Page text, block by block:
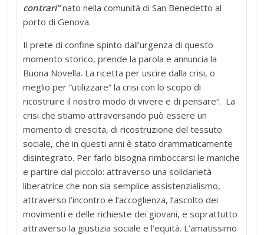
contrari”nato nella comunità di San Benedetto al
porto di Genova.
Il prete di confine spinto dall’urgenza di questo
momento storico, prende la parola e annuncia la
Buona Novella. La ricetta per uscire dalla crisi, o
meglio per “utilizzare” la crisi con lo scopo di
ricostruire il nostro modo di vivere e di pensare“. La
crisi che stiamo attraversando può essere un
momento di crescita, di ricostruzione del tessuto
sociale, che in questi anni è stato drammaticamente
disintegrato. Per farlo bisogna rimboccarsi le maniche
e partire dal piccolo: attraverso una solidarietà
liberatrice che non sia semplice assistenzialismo,
attraverso l’incontro e l’accoglienza, l’ascolto dei
movimenti e delle richieste dei giovani, e soprattutto
attraverso la giustizia sociale e l’equità. L’amatissimo